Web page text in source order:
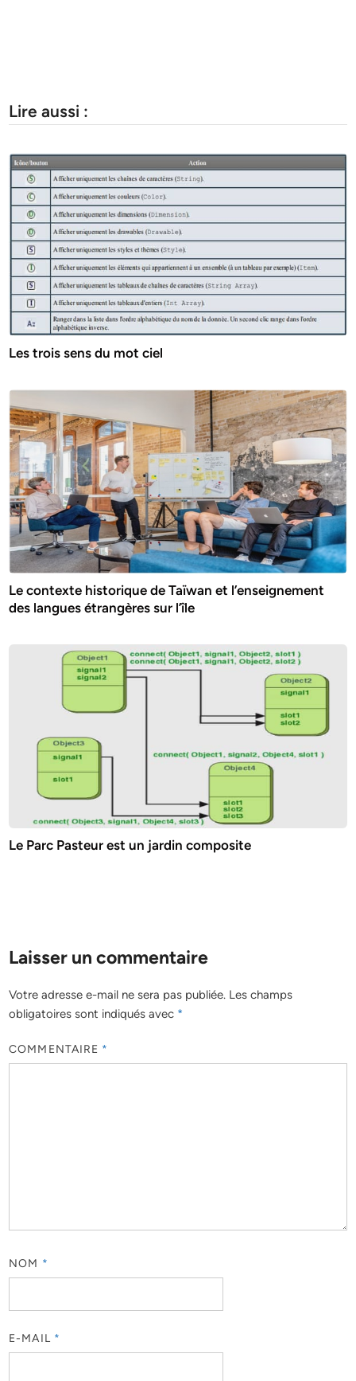
Lire aussi :
Les trois sens du mot ciel
Le contexte historique de Taïwan et l’enseignement
des langues étrangères sur l’île
Le Parc Pasteur est un jardin composite
Laisser un commentaire
Votre adresse e-mail ne sera pas publiée. Les champs
obligatoires sont indiqués avec *
COMMENTAIRE *
NOM *
E-MAIL *